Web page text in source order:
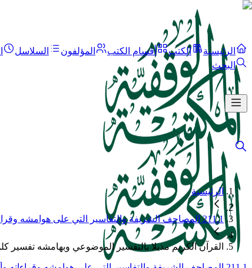
الرئيسية الكتب أقسام الكتب المؤلفون السلاسل
البحث
الرئيسية
211.1 المصاحف الشريفة والتفاسير التي على هوامشه وقراءاته وأسباب نزوله..الخ
القرآن الكريم مذيلا بالتفسير الموضوعي وبهامشه تفسير